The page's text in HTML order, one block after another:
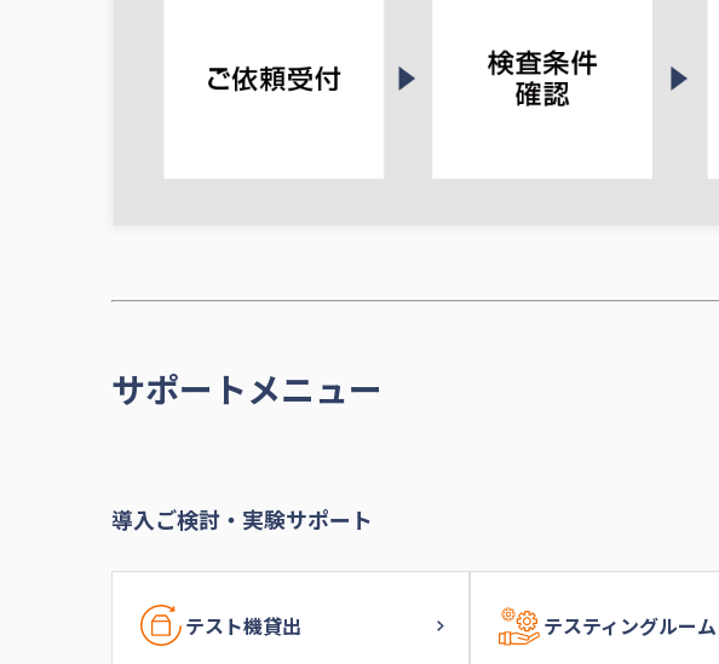
サポートメニュー
導入ご検討・実験サポート
テスト機貸出 テスティングルーム